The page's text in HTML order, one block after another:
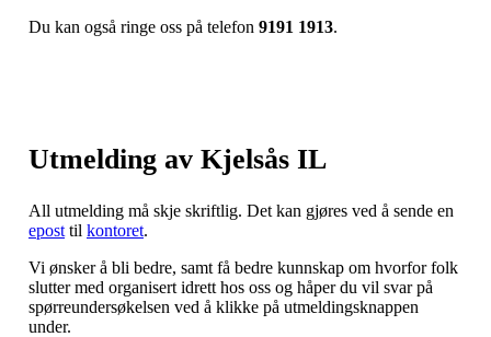
Du kan også ringe oss på telefon 9191 1913.
Utmelding av Kjelsås IL
All utmelding må skje skriftlig. Det kan gjøres ved å sende en
epost til kontoret.
Vi ønsker å bli bedre, samt få bedre kunnskap om hvorfor folk
slutter med organisert idrett hos oss og håper du vil svar på
spørreundersøkelsen ved å klikke på utmeldingsknappen
under.